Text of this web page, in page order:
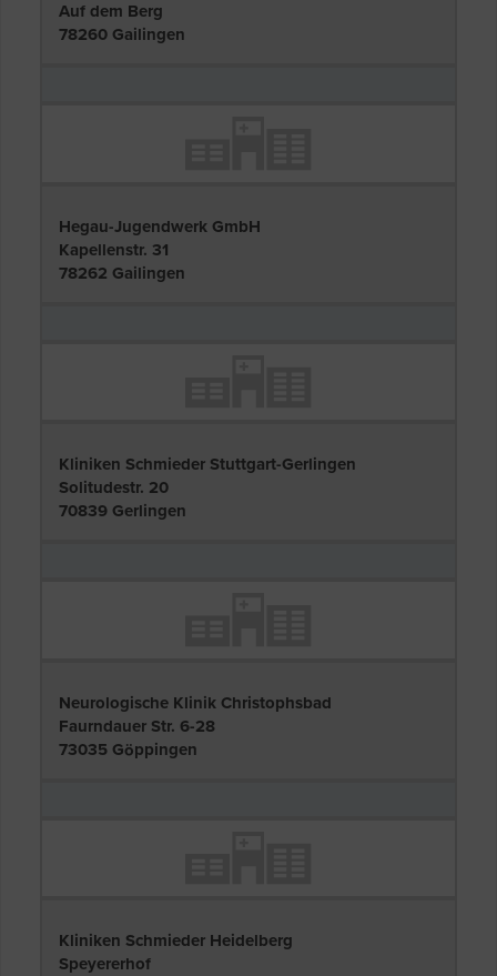
Auf dem Berg
78260 Gailingen
Hegau-Jugendwerk GmbH
Kapellenstr. 31
78262 Gailingen
Kliniken Schmieder Stuttgart-Gerlingen
Solitudestr. 20
70839 Gerlingen
Neurologische Klinik Christophsbad
Faurndauer Str. 6-28
73035 Göppingen
Kliniken Schmieder Heidelberg
Speyererhof